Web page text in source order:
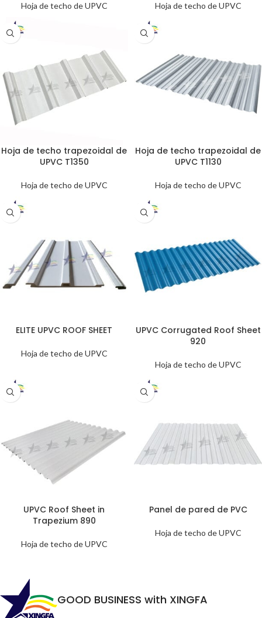
Hoja de techo de UPVC Hoja de techo de UPVC
Hoja de techo trapezoidal de
UPVC T1350
Hoja de techo de UPVC
Hoja de techo trapezoidal de
UPVC T1130
Hoja de techo de UPVC
ELITE UPVC ROOF SHEET
Hoja de techo de UPVC
UPVC Corrugated Roof Sheet
920
Hoja de techo de UPVC
UPVC Roof Sheet in
Trapezium 890
Hoja de techo de UPVC
Panel de pared de PVC
Hoja de techo de UPVC
GOOD BUSINESS with XINGFA